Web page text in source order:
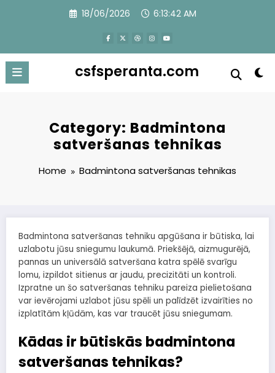
18/06/2026 6:13:44 AM
csfsperanta.com
Category: Badmintona
satveršanas tehnikas
Home Badmintona satveršanas tehnikas
Badmintona satveršanas tehniku apgūšana ir būtiska, lai
uzlabotu jūsu sniegumu laukumā. Priekšējā, aizmugurējā,
pannas un universālā satveršana katra spēlē svarīgu
lomu, izpildot sitienus ar jaudu, precizitāti un kontroli.
Izpratne un šo satveršanas tehniku pareiza pielietošana
var ievērojami uzlabot jūsu spēli un palīdzēt izvairīties no
izplatītām kļūdām, kas var traucēt jūsu sniegumam.
Kādas ir būtiskās badmintona
satveršanas tehnikas?